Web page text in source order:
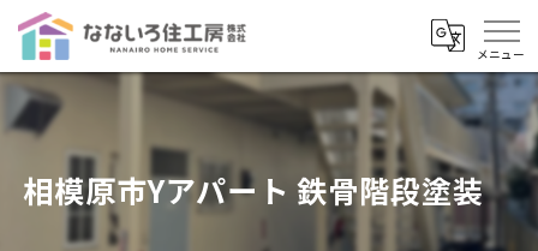
相模原市Yアパート 鉄骨階段塗装